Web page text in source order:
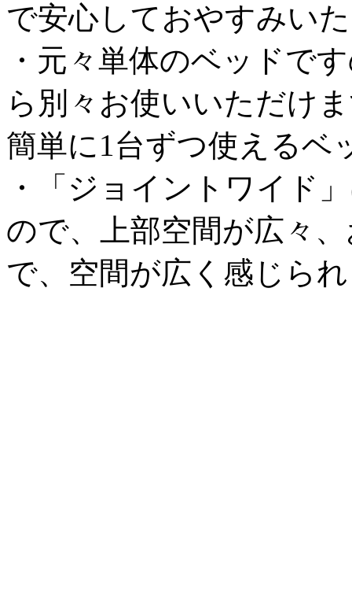
で安心しておやすみい
・元々単体のベッドで
ら別々お使いいただけ
簡単に1台ずつ使えるベ
・「ジョイントワイド
ので、上部空間が広々
で、空間が広く感じら